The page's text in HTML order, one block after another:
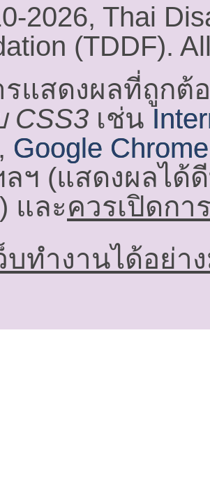
2026, Thai
(TDDF).
รแสดงผลที่ถูกต้
CSS3 เช่น
, Google
ลฯ (แสดงผลได้
และควรเปิดกา
บทำงานได้อย่า